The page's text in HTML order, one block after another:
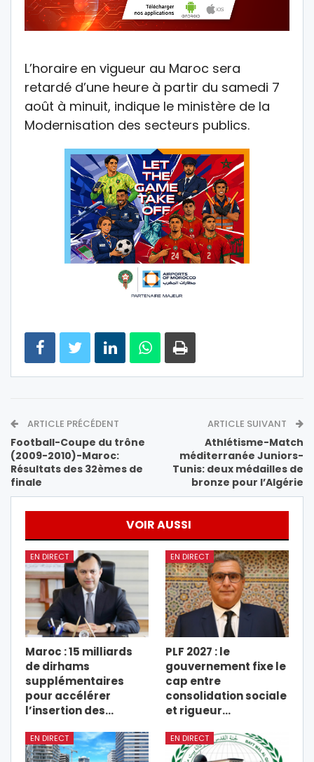
L’horaire en vigueur au Maroc sera
retardé d’une heure à partir du samedi 7
août à minuit, indique le ministère de la
Modernisation des secteurs publics.
ARTICLE PRÉCÉDENT
Football-Coupe du trône
(2009-2010)-Maroc:
Résultats des 32èmes de
finale
ARTICLE SUIVANT
Athlétisme-Match
méditerranée Juniors-
Tunis: deux médailles de
bronze pour l’Algérie
VOIR AUSSI
EN DIRECT
Maroc : 15 milliards
de dirhams
supplémentaires
pour accélérer
l’insertion des…
EN DIRECT
PLF 2027 : le
gouvernement fixe le
cap entre
consolidation sociale
et rigueur…
EN DIRECT EN DIRECT